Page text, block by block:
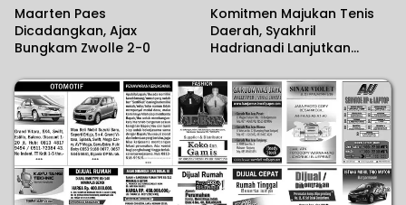
Maarten Paes
Dicadangkan, Ajax
Bungkam Zwolle 2-0
Komitmen Majukan Tenis
Daerah, Syakhril
Hadrianadi Lanjutkan
Laut